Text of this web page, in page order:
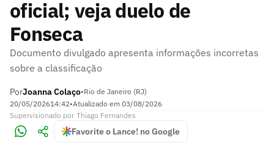
oficial; veja duelo de
Fonseca
Documento divulgado apresenta informações incorretas
sobre a classificação
PorJoanna Colaço•Rio de Janeiro (RJ)
20/05/202614:42•Atualizado em 03/08/2026
Supervisionado por Thiago Fernandes
Favorite o Lance! no Google